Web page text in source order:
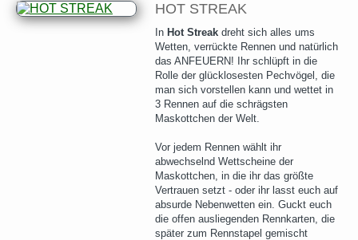
HOT STREAK
In Hot Streak dreht sich alles ums
Wetten, verrückte Rennen und natürlich
das ANFEUERN! Ihr schlüpft in die
Rolle der glücklosesten Pechvögel, die
man sich vorstellen kann und wettet in
3 Rennen auf die schrägsten
Maskottchen der Welt.
Vor jedem Rennen wählt ihr
abwechselnd Wettscheine der
Maskottchen, in die ihr das größte
Vertrauen setzt - oder ihr lasst euch auf
absurde Nebenwetten ein. Guckt euch
die offen ausliegenden Rennkarten, die
später zum Rennstapel gemischt